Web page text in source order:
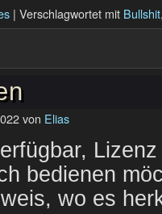
| Verschlagwortet mit Bullshit
von Elias
bedienen
wo es